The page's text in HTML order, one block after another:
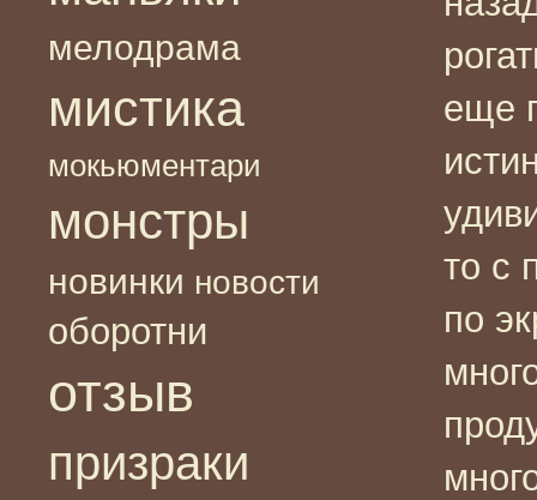
мелодрама
мистика
мокьюментари
монстры
новинки новости
оборотни
отзыв
призраки
еще
то с
по